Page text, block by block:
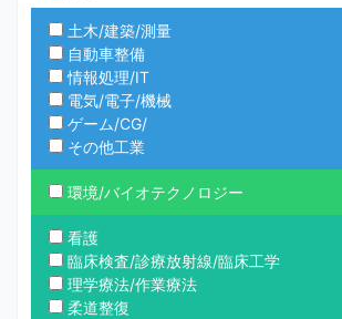
土木/建築/測量
自動車整備
情報処理/IT
電気/電子/機械
ゲーム/CG/
その他工業
環境/バイオテクノロジー
看護
臨床検査/診療放射線/臨床工学
理学療法/作業療法
柔道整復